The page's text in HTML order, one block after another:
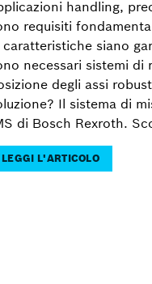
handling,
requisiti
caratteristiche siano
necessari sistemi di
degli assi
Il sistema di
di Bosch Rexroth.
LEGGI L'ARTICOLO